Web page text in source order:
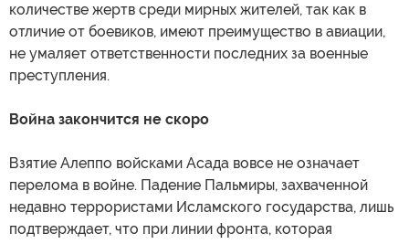
количестве жертв среди мирных жителей, так как в
отличие от боевиков, имеют преимущество в авиации,
не умаляет ответственности последних за военные
преступления.
Война закончится не скоро
Взятие Алеппо войсками Асада вовсе не означает
перелома в войне. Падение Пальмиры, захваченной
недавно террористами Исламского государства, лишь
подтверждает, что при линии фронта, которая